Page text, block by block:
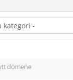
domene